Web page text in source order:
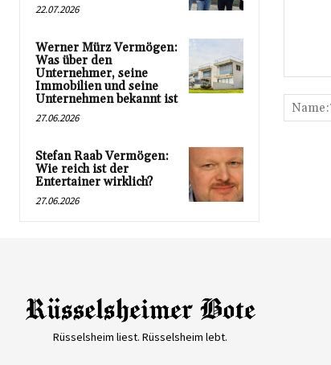
22.07.2026
Werner Mürz Vermögen:
Was über den
Unternehmer, seine
Immobilien und seine
Unternehmen bekannt ist
27.06.2026
Stefan Raab Vermögen:
Wie reich ist der
Entertainer wirklich?
27.06.2026
Rüsselsheim liest. Rüsselsheim lebt.